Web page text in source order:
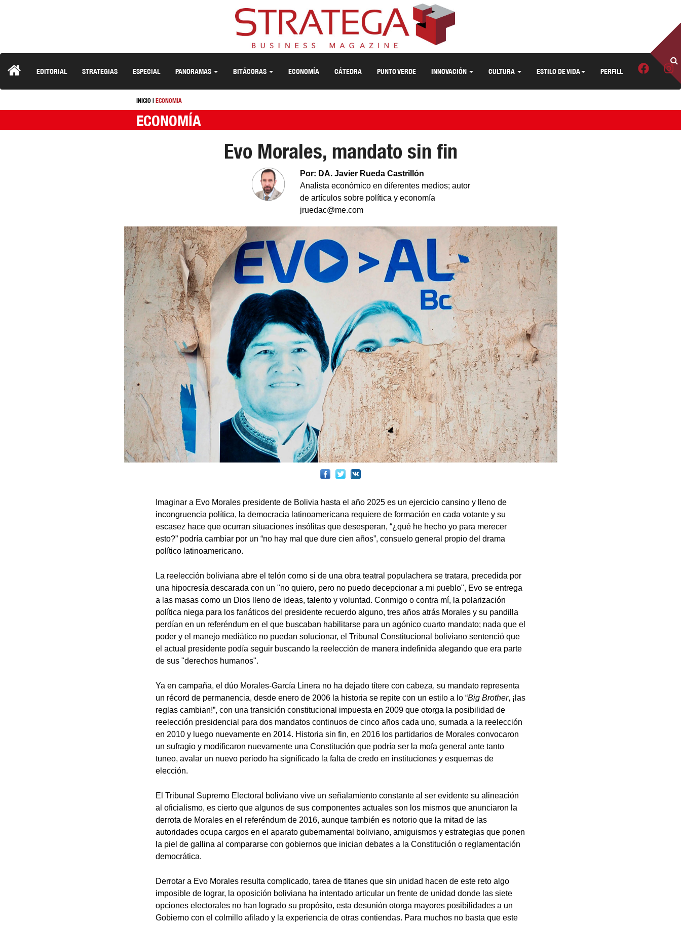
EDITORIAL STRATEGIAS ESPECIAL PANORAMAS BITÁCORAS ECONOMÍA CÁTEDRA PUNTO VERDE INNOVACIÓN CULTURA ESTILO DE VIDA PERFILL
INICIO| ECONOMÍA
ECONOMÍA
Evo Morales, mandato sin fin
Por: DA. Javier Rueda Castrillón
Analista económico en diferentes medios; autor
de artículos sobre política y economía
jruedac@me.com
Imaginar a Evo Morales presidente de Bolivia hasta el año 2025 es un ejercicio cansino y lleno de
incongruencia política, la democracia latinoamericana requiere de formación en cada votante y su
escasez hace que ocurran situaciones insólitas que desesperan, “¿qué he hecho yo para merecer
esto?” podría cambiar por un “no hay mal que dure cien años”, consuelo general propio del drama
político latinoamericano.
La reelección boliviana abre el telón como si de una obra teatral populachera se tratara, precedida por
una hipocresía descarada con un "no quiero, pero no puedo decepcionar a mi pueblo", Evo se entrega
a las masas como un Dios lleno de ideas, talento y voluntad. Conmigo o contra mí, la polarización
política niega para los fanáticos del presidente recuerdo alguno, tres años atrás Morales y su pandilla
perdían en un referéndum en el que buscaban habilitarse para un agónico cuarto mandato; nada que el
poder y el manejo mediático no puedan solucionar, el Tribunal Constitucional boliviano sentenció que
el actual presidente podía seguir buscando la reelección de manera indefinida alegando que era parte
de sus "derechos humanos".
Ya en campaña, el dúo Morales-García Linera no ha dejado títere con cabeza, su mandato representa
un récord de permanencia, desde enero de 2006 la historia se repite con un estilo a lo “Big Brother, ¡las
reglas cambian!”, con una transición constitucional impuesta en 2009 que otorga la posibilidad de
reelección presidencial para dos mandatos continuos de cinco años cada uno, sumada a la reelección
en 2010 y luego nuevamente en 2014. Historia sin fin, en 2016 los partidarios de Morales convocaron
un sufragio y modificaron nuevamente una Constitución que podría ser la mofa general ante tanto
tuneo, avalar un nuevo periodo ha significado la falta de credo en instituciones y esquemas de
elección.
El Tribunal Supremo Electoral boliviano vive un señalamiento constante al ser evidente su alineación
al oficialismo, es cierto que algunos de sus componentes actuales son los mismos que anunciaron la
derrota de Morales en el referéndum de 2016, aunque también es notorio que la mitad de las
autoridades ocupa cargos en el aparato gubernamental boliviano, amiguismos y estrategias que ponen
la piel de gallina al compararse con gobiernos que inician debates a la Constitución o reglamentación
democrática.
Derrotar a Evo Morales resulta complicado, tarea de titanes que sin unidad hacen de este reto algo
imposible de lograr, la oposición boliviana ha intentado articular un frente de unidad donde las siete
opciones electorales no han logrado su propósito, esta desunión otorga mayores posibilidades a un
Gobierno con el colmillo afilado y la experiencia de otras contiendas. Para muchos no basta que este